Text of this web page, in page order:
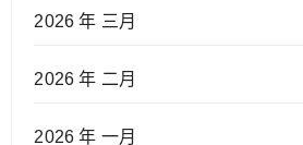
2026 年 三月
2026 年 二月
2026 年 一月